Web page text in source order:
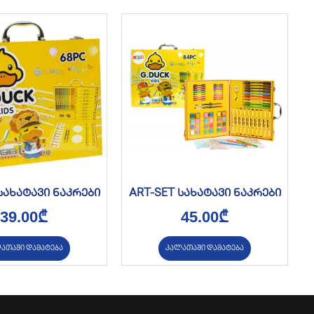
ნაკრები
39.00₾
დამატება
ART-SET სახატავი ნაკრები
45.00₾
კალათაში დამატება